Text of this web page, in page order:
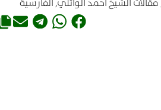
مقالات الشيخ أحمد الوائلي,الفارسية